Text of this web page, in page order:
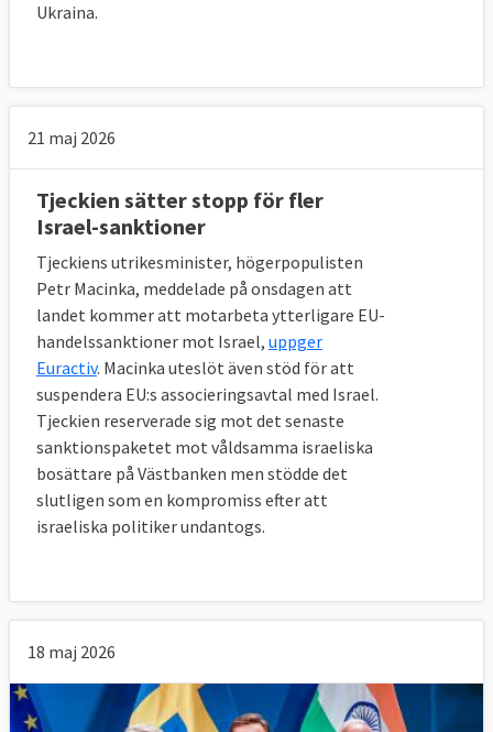
Ukraina.
21 maj 2026
Tjeckien sätter stopp för fler
Israel-sanktioner
Tjeckiens utrikesminister, högerpopulisten
Petr Macinka, meddelade på onsdagen att
landet kommer att motarbeta ytterligare EU-
handelssanktioner mot Israel, uppger
Euractiv. Macinka uteslöt även stöd för att
suspendera EU:s associeringsavtal med Israel.
Tjeckien reserverade sig mot det senaste
sanktionspaketet mot våldsamma israeliska
bosättare på Västbanken men stödde det
slutligen som en kompromiss efter att
israeliska politiker undantogs.
18 maj 2026